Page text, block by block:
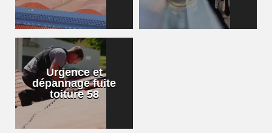
Urgence et
dépannage fuite
toiture 58